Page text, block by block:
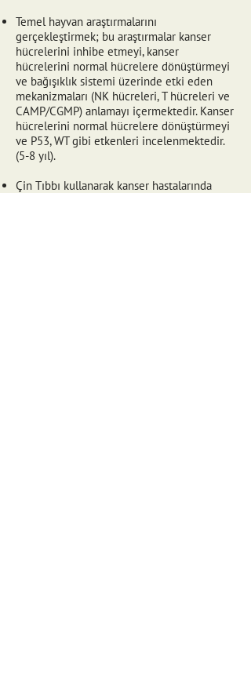
Temel hayvan araştırmalarını
gerçekleştirmek; bu araştırmalar kanser
hücrelerini inhibe etmeyi, kanser
hücrelerini normal hücrelere dönüştürmeyi
ve bağışıklık sistemi üzerinde etki eden
mekanizmaları (NK hücreleri, T hücreleri ve
CAMP/CGMP) anlamayı içermektedir. Kanser
hücrelerini normal hücrelere dönüştürmeyi
ve P53, WT gibi etkenleri incelenmektedir.
(5-8 yıl).
Çin Tıbbı kullanarak kanser hastalarında